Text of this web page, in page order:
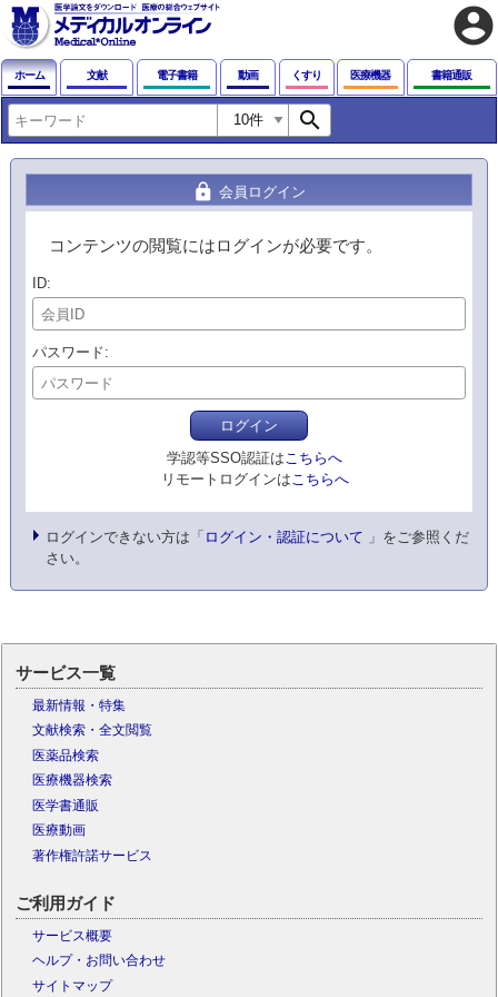
account_circle
ホーム 文献 電子書籍 動画 くすり 医療機器 書籍通販
search
lock 会員ログイン
コンテンツの閲覧にはログインが必要です。
ID
パスワード
ログイン
学認等SSO認証はこちらへ
リモートログインはこちらへ
ログインできない方は「 ログイン・認証について 」をご参照くだ
さい。
サービス一覧
最新情報・特集
文献検索・全文閲覧
医薬品検索
医療機器検索
医学書通販
医療動画
著作権許諾サービス
ご利用ガイド
サービス概要
ヘルプ・お問い合わせ
サイトマップ